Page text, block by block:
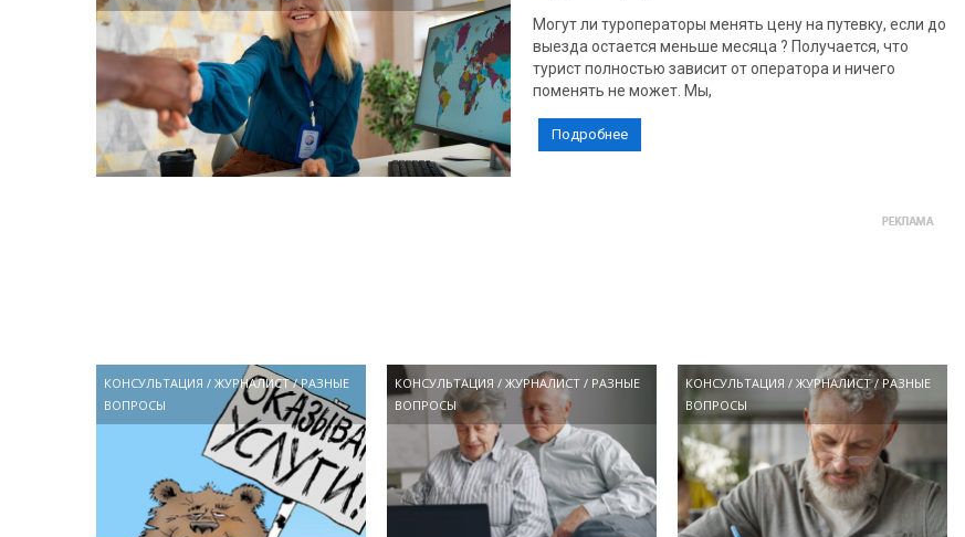
Могут ли туроператоры менять цену на путевку, если до
выезда остается меньше месяца ? Получается, что
турист полностью зависит от оператора и ничего
поменять не может. Мы,
Подробнее
КОНСУЛЬТАЦИЯ / ЖУРНАЛИСТ/РАЗНЫЕ
ВОПРОСЫ
КОНСУЛЬТАЦИЯ /ЖУРНАЛИСТ / РАЗНЫЕ
ВОПРОСЫ
КОНСУЛЬТАЦИЯ /ЖУРНАЛИСТ/ РАЗНЫЕ
ВОПРОСЫ